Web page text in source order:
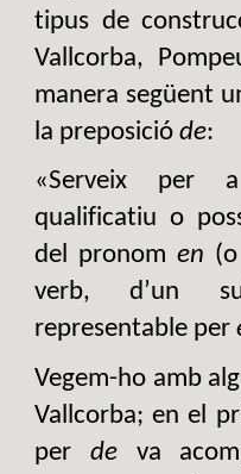
tipus de
Vallcorba,
manera següent
la preposicióde:
«Serveix per
qualificatiu o
del pronomen
verb, d’un
representable per
Vegem-ho amb
Vallcorba; en el
perde va